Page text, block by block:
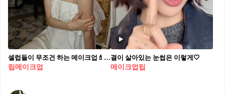
셀럽들이 무조건 하는 메이크업💄 요즘 중안부 짧은 얼굴이 유행하면서 메이크업에도 변화가 찾아왔는데요. 셀럽들이 자주 하는 메이크업 팁 4가지를 알려드릴게요!✨ 1. 애교살 음영 2. 눈 밑 블러셔 3. 오버립 4. 콧망울 하이라이터
립메이크업
결이 살아있는 눈썹은 이렇게🤍
메이크업팁